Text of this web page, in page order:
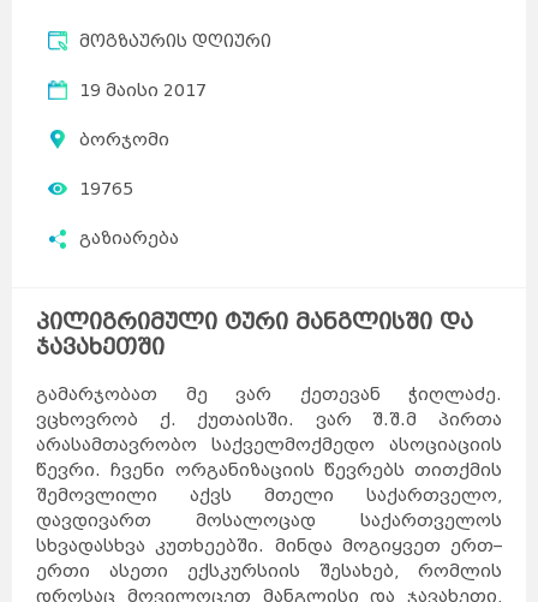
მოგზაურის დღიური
19 მაისი 2017
ბორჯომი
19765
გაზიარება
პილიგრიმული ტური მანგლისში და
ჯავახეთში
გამარჯობათ მე ვარ ქეთევან ჭიღლაძე.
ვცხოვრობ ქ. ქუთაისში. ვარ შ.შ.მ პირთა
არასამთავრობო საქველმოქმედო ასოციაციის
წევრი. ჩვენი ორგანიზაციის წევრებს თითქმის
შემოვლილი აქვს მთელი საქართველო,
დავდივართ მოსალოცად საქართველოს
სხვადასხვა კუთხეებში. მინდა მოგიყვეთ ერთ–
ერთი ასეთი ექსკურსიის შესახებ, რომლის
დროსაც მოვილოცეთ მანგლისი და ჯავახეთი,